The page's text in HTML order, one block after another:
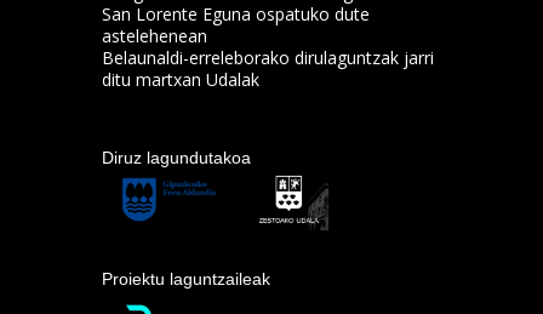
San Lorente Eguna ospatuko dute
astelehenean
Belaunaldi-erreleborako dirulaguntzak jarri
ditu martxan Udalak
Diruz lagundutakoa
Proiektu laguntzaileak